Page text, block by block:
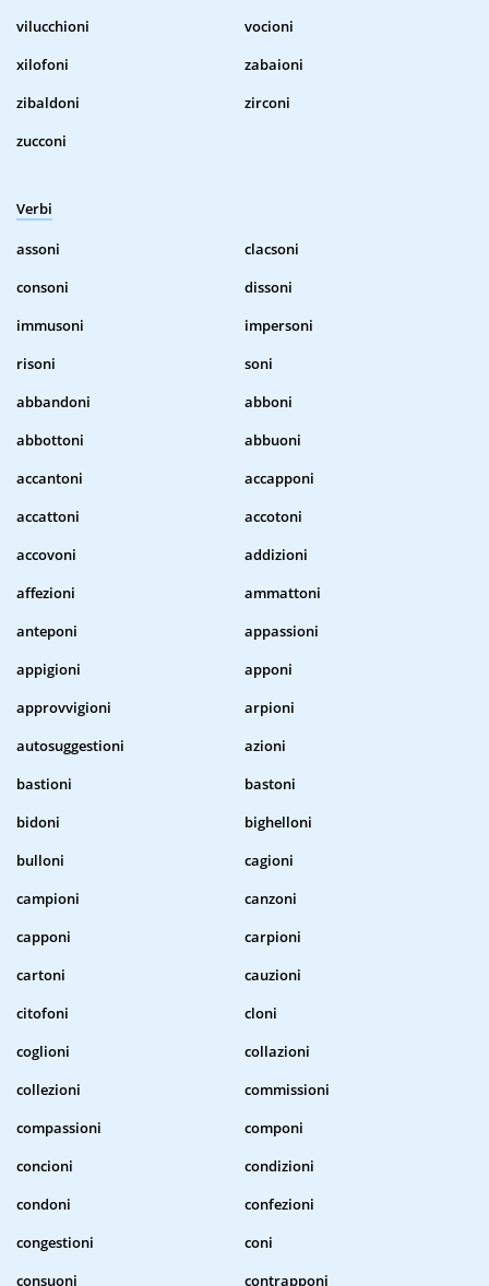
vilucchioni
vocioni
xilofoni
zabaioni
zibaldoni
zirconi
zucconi
Verbi
assoni
clacsoni
consoni
dissoni
immusoni
impersoni
risoni
soni
abbandoni
abboni
abbottoni
abbuoni
accantoni
accapponi
accattoni
accotoni
accovoni
addizioni
affezioni
ammattoni
anteponi
appassioni
appigioni
apponi
approvvigioni
arpioni
autosuggestioni
azioni
bastioni
bastoni
bidoni
bighelloni
bulloni
cagioni
campioni
canzoni
capponi
carpioni
cartoni
cauzioni
citofoni
cloni
coglioni
collazioni
collezioni
commissioni
compassioni
componi
concioni
condizioni
condoni
confezioni
congestioni
coni
consuoni
contrapponi